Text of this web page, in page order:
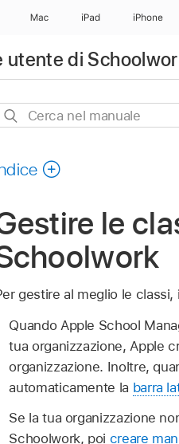
Mac iPad iPhone
utente di
Cerca
le
gestire al meglio le
Quando Apple School
tua organizzazione, Apple
organizzazione. Inoltre,
automaticamente la barra
Se la tua organizzazione
Schoolwork, poi creare